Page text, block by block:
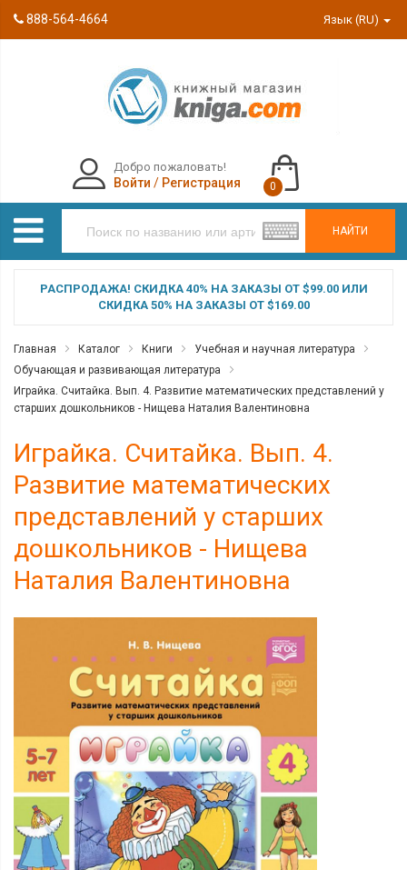
888-564-4664 Язык (RU)
НАЙТИ
Добро пожаловать!
Войти / Регистрация 0
РАСПРОДАЖА! СКИДКА 40% НА ЗАКАЗЫ ОТ $99.00 ИЛИ
СКИДКА 50% НА ЗАКАЗЫ ОТ $169.00
Главная Каталог Книги
Учебная и научная литература
Обучающая и развивающая литература
Играйка. Считайка. Вып. 4. Развитие математических представлений у
старших дошкольников - Нищева Наталия Валентиновна
Играйка. Считайка. Вып. 4.
Развитие математических
представлений у старших
дошкольников - Нищева
Наталия Валентиновна